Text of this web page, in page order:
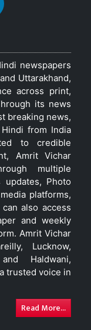
newspapers
Uttarakhand,
across print,
its news
breaking news,
from India
to credible
Amrit Vichar
multiple
updates, Photo
platforms,
also access
and weekly
Amrit Vichar
Lucknow,
Haldwani,
trusted voice in
Read More...